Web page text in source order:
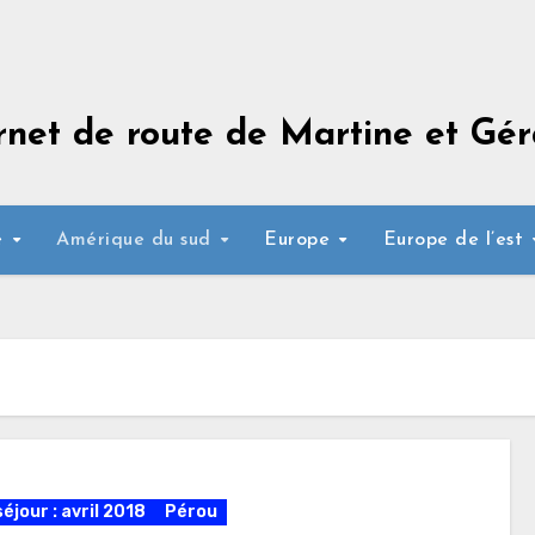
de route de Martine et
Amérique du sud Europe Europe de l’est
: avril 2018 Pérou